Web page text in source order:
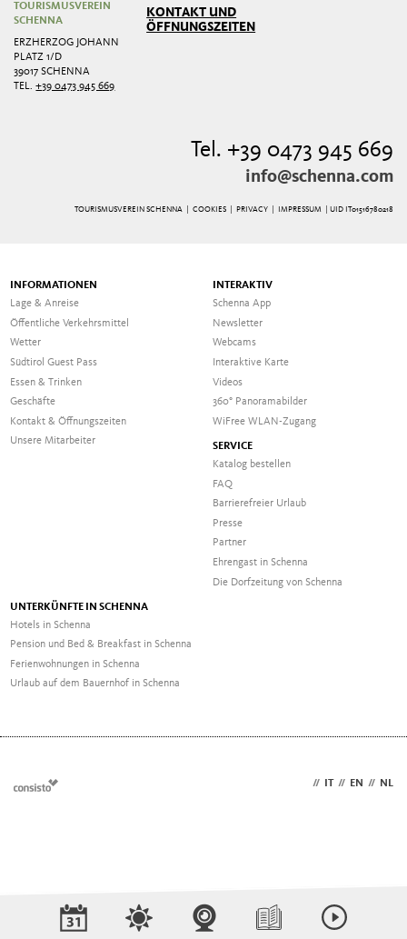
TOURISMUSVEREIN
SCHENNA
ERZHERZOG JOHANN
PLATZ 1/D
39017 SCHENNA
TEL.+39 0473 945 669
KONTAKT UND
ÖFFNUNGSZEITEN
Tel. +39 0473 945 669
info@schenna.com
TOURISMUSVEREIN SCHENNA | COOKIES| PRIVACY| IMPRESSUM | UID IT01516780218
INFORMATIONEN
Lage & Anreise
Öffentliche Verkehrsmittel
Wetter
Südtirol Guest Pass
Essen & Trinken
Geschäfte
Kontakt & Öffnungszeiten
Unsere Mitarbeiter
INTERAKTIV
Schenna App
Newsletter
Webcams
Interaktive Karte
Videos
360° Panoramabilder
WiFree WLAN-Zugang
SERVICE
Katalog bestellen
FAQ
Barrierefreier Urlaub
Presse
Partner
Ehrengast in Schenna
Die Dorfzeitung von Schenna
UNTERKÜNFTE IN SCHENNA
Hotels in Schenna
Pension und Bed & Breakfast in Schenna
Ferienwohnungen in Schenna
Urlaub auf dem Bauernhof in Schenna
// IT // EN // NL